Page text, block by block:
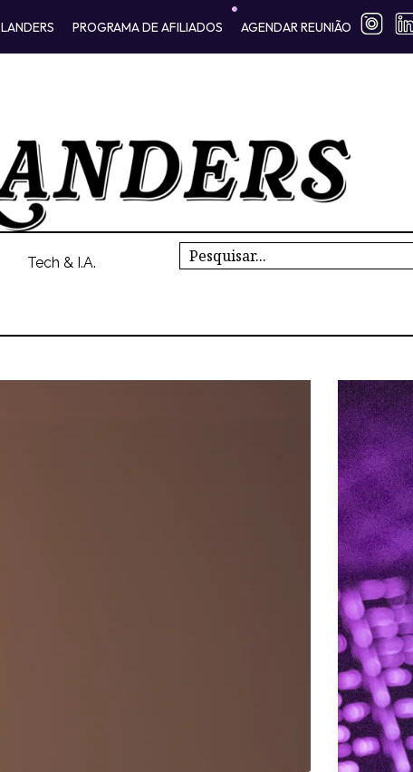
LANDERS PROGRAMA DE AFILIADOS AGENDAR REUNIÃO
Tech & I.A.
Search